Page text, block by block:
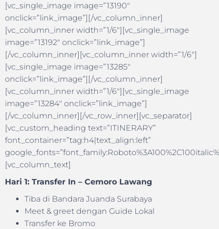
[vc_single_image image=”13190″
onclick=”link_image”][/vc_column_inner]
[vc_column_inner width=”1/6″][vc_single_image
image=”13192″ onclick=”link_image”]
[/vc_column_inner][vc_column_inner width=”1/6″]
[vc_single_image image=”13285″
onclick=”link_image”][/vc_column_inner]
[vc_column_inner width=”1/6″][vc_single_image
image=”13284″ onclick=”link_image”]
[/vc_column_inner][/vc_row_inner][vc_separator]
[vc_custom_heading text=”ITINERARY”
font_container=”tag:h4|text_align:left”
[vc_column_text]
Hari 1: Transfer In – Cemoro Lawang
Tiba di Bandara Juanda Surabaya
Meet & greet dengan Guide Lokal
Transfer ke Bromo